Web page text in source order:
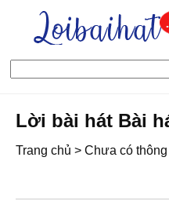
Lời bài hát Bài
Trang chủ > Chưa có